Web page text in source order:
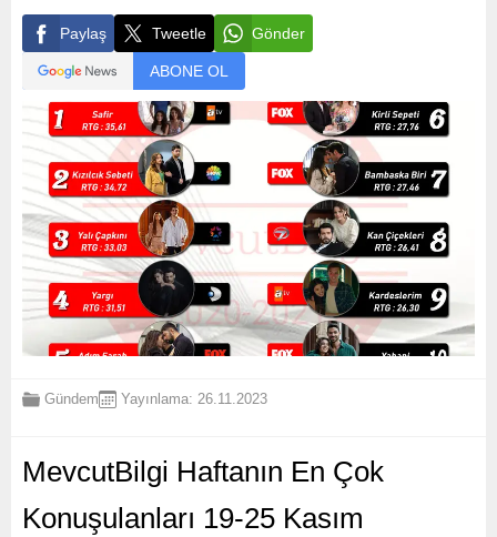
Paylaş Tweetle Gönder
ABONE OL
Gündem Yayınlama: 26.11.2023
MevcutBilgi Haftanın En Çok
Konuşulanları 19-25 Kasım